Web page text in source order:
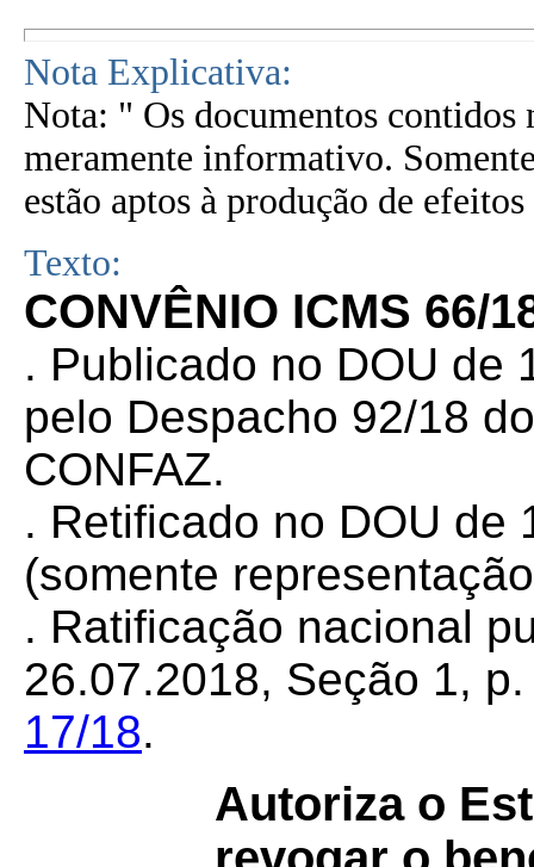
Nota Explicativa:
Nota: " Os documentos contidos
meramente informativo.
estão aptos à produção de
Texto:
CONVÊNIO ICMS 66/
. Publicado no DOU de
pelo Despacho 92/18
CONFAZ.
. Retificado no DOU de
(somente
. Ratificação nacional
26.07.2018, Seção 1,
17/18.
Autoriza o